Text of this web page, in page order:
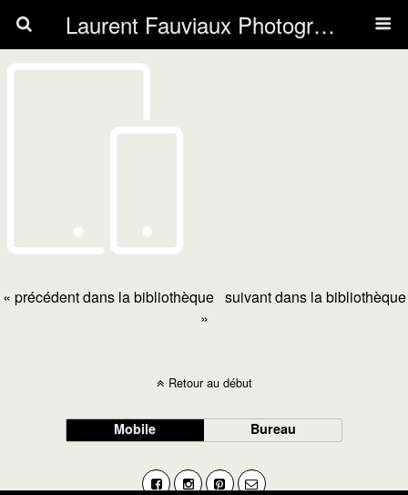
Laurent Fauviaux Photography
« précédent dans la bibliothèque suivant dans la bibliothèque
»
Retour au début
Mobile Bureau